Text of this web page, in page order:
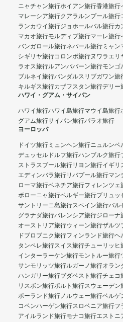
ニャチャン旅行ホイアン旅行香港旅行
マレーシア旅行クアラルンプール旅行
ランカウイ旅行ジョホールバル旅行カ
マカオ旅行モルディブ旅行マーレ旅行
バンガロール旅行ネパール旅行 ミャン
シギリヤ旅行コロンボ旅行ヌワラエリ
ラオス旅行ルアンパバーン旅行モンゴ
ブルネイ旅行バンダルスリブガワン旅
キルギス旅行カザフスタン旅行デリー
ハワイ・グアム・サイパン
ハワイ旅行ハワイ島旅行マウイ島旅行
グアム旅行サイパン旅行パラオ旅行
ヨーロッパ
ドイツ旅行 ミュンヘン旅行ニュルンベ
デュッセルドルフ旅行ハンブルク旅行
ストラスブール旅行リヨン旅行イギリ
エディンバラ旅行リバプール旅行マン
ローマ旅行ベネチア旅行フィレンツェ
ボローニャ旅行ベルギー旅行ブリュッ
サントリーニ島旅行スペイン旅行バル
グラナダ旅行バレンシア旅行ジローナ
オーストリア旅行ウィーン旅行ザルツ
ドブロブニク旅行フィンランド旅行ヘ
タンペレ旅行スイス旅行チューリッヒ
インターラーケン旅行モントルー旅行
サンモリッツ旅行ルガーノ旅行オラン
ハンガリー旅行ブダペスト旅行チェコ
リスボン旅行ポルト旅行スウェーデン
ポーランド旅行ノルウェー旅行ベルゲ
コペンハーゲン旅行スロベニア旅行フ
アイルランド旅行モナコ旅行エストニ